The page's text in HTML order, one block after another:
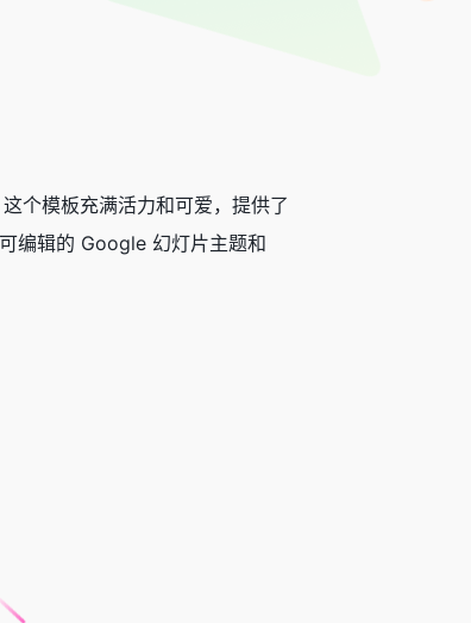
个模板充满活力和可爱，提供了
编辑的 Google 幻灯片主题和